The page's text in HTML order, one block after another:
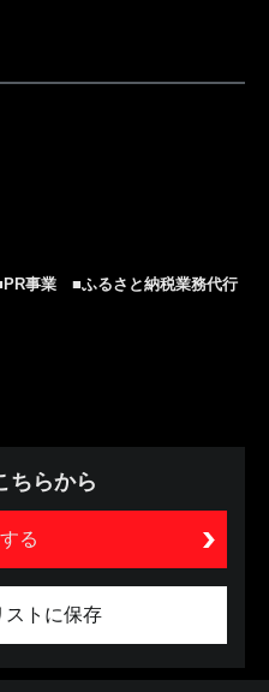
事業 ■ふるさと納税業務代行
ちらから
る
ストに保存